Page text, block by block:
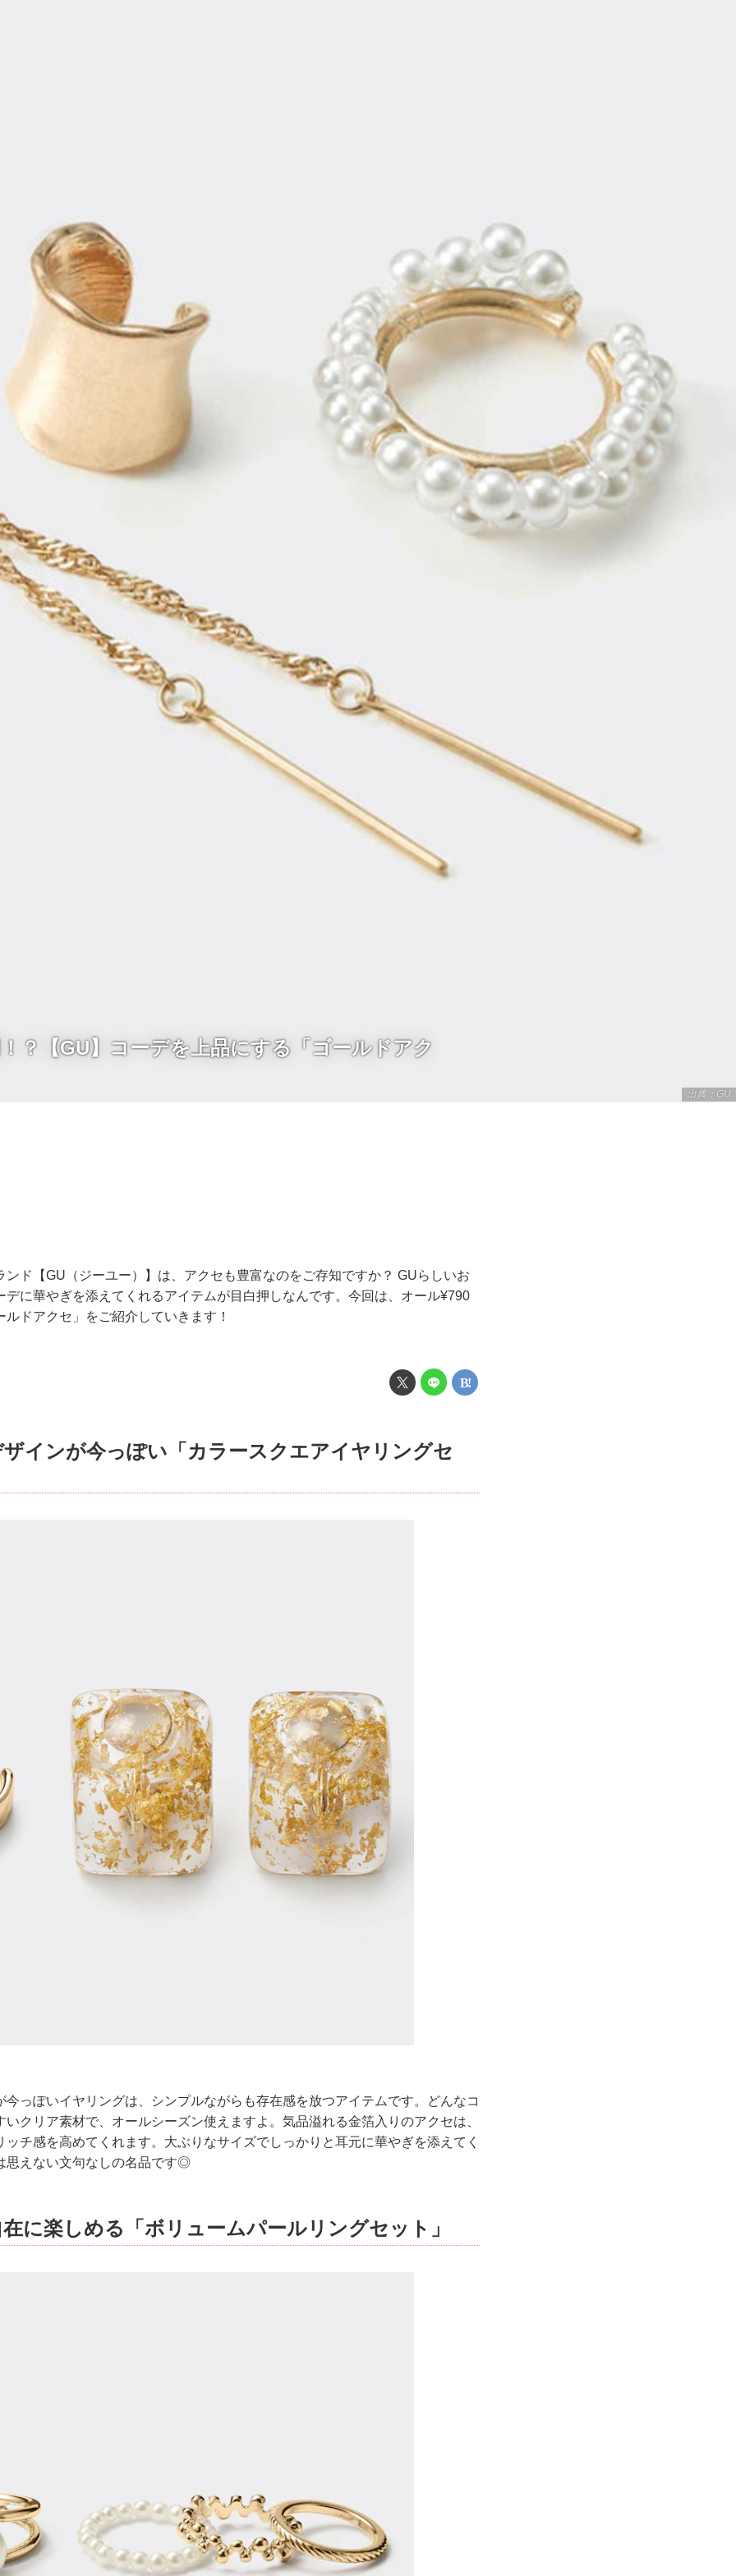
出典：GU
？【GU】コーデを上品にする「ゴールドアク
ンド【GU（ジーユー）】は、アクセも豊富なのをご存知ですか？ GUらしいお
デに華やぎを添えてくれるアイテムが目白押しなんです。今回は、オール¥790
ドアクセ」をご紹介していきます！
インが今っぽい「カラースクエアイヤリングセ
今っぽいイヤリングは、シンプルながらも存在感を放つアイテムです。どんなコ
いクリア素材で、オールシーズン使えますよ。気品溢れる金箔入りのアクセは、
ッチ感を高めてくれます。大ぶりなサイズでしっかりと耳元に華やぎを添えてく
思えない文句なしの名品です◎
に楽しめる「ボリュームパールリングセット」